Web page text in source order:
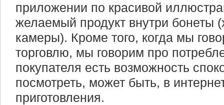
приложении по красивой
желаемый продукт внутри бонеты
камеры). Кроме того, когда мы
торговлю, мы говорим про
покупателя есть возможность
посмотреть, может быть, в
приготовления.